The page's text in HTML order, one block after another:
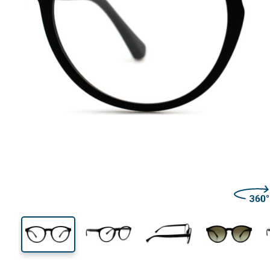
Ширина
45 mm
Высота линзы Ширина линзы
Ширина